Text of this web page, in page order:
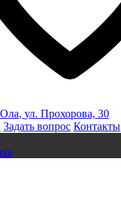
, ул. Прохорова, 30
Задать вопрос Контакты